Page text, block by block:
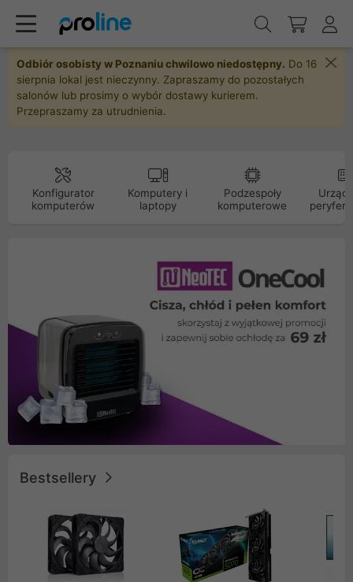
Odbiór osobisty w Poznaniu chwilowo niedostępny. Do 16
sierpnia lokal jest nieczynny. Zapraszamy do pozostałych
salonów lub prosimy o wybór dostawy kurierem.
Przepraszamy za utrudnienia.
Konfigurator
komputerów
Komputery i
laptopy
Podzespoły
komputerowe
Bestsellery